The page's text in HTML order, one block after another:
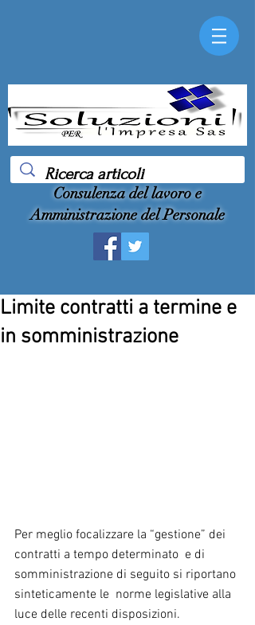
Consulenza del lavoro e
Amministrazione del Personale
Limite contratti a termine e
in somministrazione
Per meglio focalizzare la “gestione” dei
contratti a tempo determinato  e di
somministrazione di seguito si riportano
sinteticamente le  norme legislative alla
luce delle recenti disposizioni.